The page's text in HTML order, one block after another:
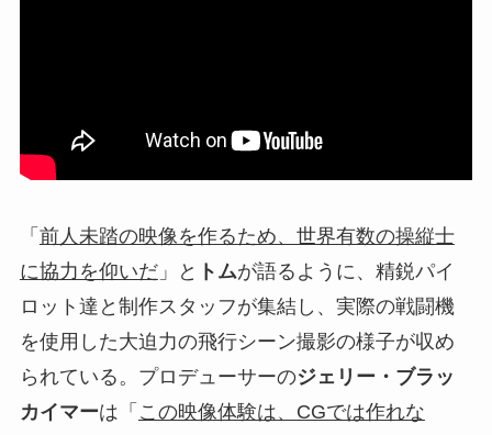
「 前人未踏の映像を作るため、世界有数の操縦士
に協力を仰いだ」と トムが語るように、精鋭パイ
ロット達と制作スタッフが集結し、実際の戦闘機
を使用した大迫力の飛行シーン撮影の様子が収め
られている。プロデューサーのジェリー・ブラッ
カイマーは「 この映像体験は、CGでは作れな